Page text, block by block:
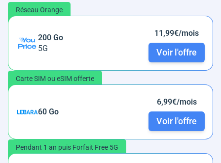
Réseau Orange
200 Go
5G
11,99€/mois
Voir l'offre
Carte SIM ou eSIM offerte
60 Go
6,99€/mois
Voir l'offre
Pendant 1 an puis Forfait Free 5G